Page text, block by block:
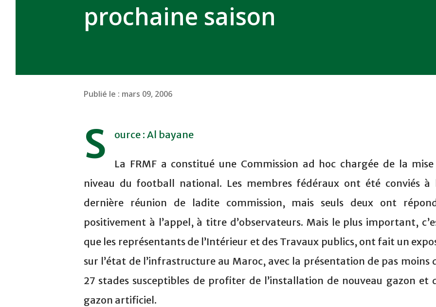
prochaine saison
Publié le : mars 09, 2006
S ource : Al bayane
La FRMF a constitué une Commission ad hoc chargée de la mise
niveau du football national. Les membres fédéraux ont été conviés à
dernière réunion de ladite commission, mais seuls deux ont
positivement à l’appel, à titre d’observateurs. Mais le plus important,
que les représentants de l’Intérieur et des Travaux publics, ont fait un
sur l’état de l’infrastructure au Maroc, avec la présentation de pas moins
27 stades susceptibles de profiter de l’installation de nouveau gazon et
gazon artificiel.